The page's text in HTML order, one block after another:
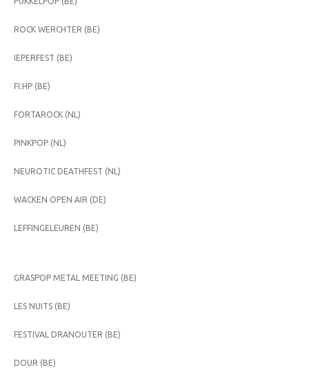
ROCK WERCHTER (BE)
IEPERFEST (BE)
FI:HP (BE)
FORTAROCK (NL)
PINKPOP (NL)
NEUROTIC DEATHFEST (NL)
WACKEN OPEN AIR (DE)
LEFFINGELEUREN (BE)
GRASPOP METAL MEETING (BE)
LES NUITS (BE)
FESTIVAL DRANOUTER (BE)
DOUR (BE)